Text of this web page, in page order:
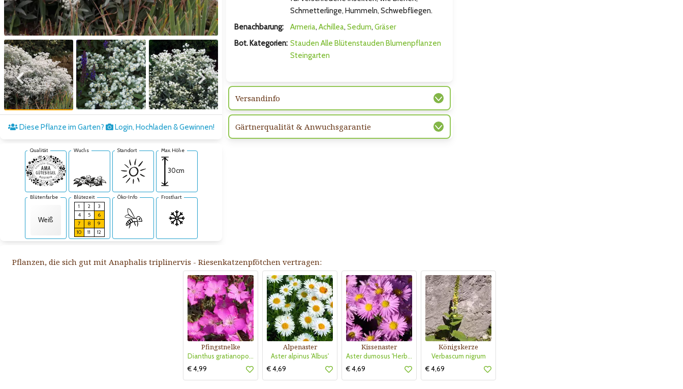
Zum vorigen Bild Zum nächsten Bild
Diese Pflanze im Garten? Login, Hochladen & Gewinnen!
Qualität Wuchs Standort Max. Höhe
30cm
Blütenfarbe
Weiß
Blütezeit
1
2
3
4
5
6
7
8
9
10
11 12
Öko-Info Frosthart
Schmetterlinge, Hummeln, Schwebfliegen.
Benachbarung:
Armeria, Achillea, Sedum, Gräser
Bot. Kategorien: Stauden Alle Blütenstauden Blumenpflanzen
Steingarten
Versandinfo
Gärtnerqualität & Anwuchsgarantie
Pflanzen, die sich gut mit Anaphalis triplinervis - Riesenkatzenpfötchen vertragen:
Pfingstnelke
Dianthus gratianopolitanus 'La Bourboule'
€ 4,99
Alpenaster
Aster alpinus 'Albus'
€ 4,69
Kissenaster
Aster dumosus 'Herbstgruß von Bresserhof'
€ 4,69
Königskerze
Verbascum nigrum
€ 4,69